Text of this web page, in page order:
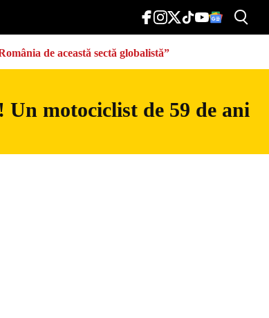
de această sectă globalistă”
Un motociclist de 59 de ani